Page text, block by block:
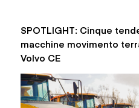
SPOTLIGHT: Cinque
macchine movimento
Volvo CE